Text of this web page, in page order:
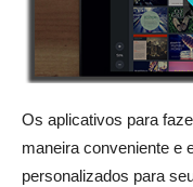
Os aplicativos para
maneira conveniente e
personalizados para